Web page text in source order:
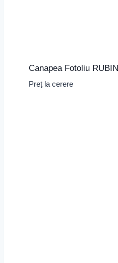
Canapea Fotoliu RUBIN
Preț la cerere